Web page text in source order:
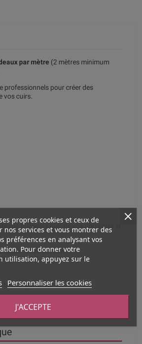
par mètre (2 mètres minimum
professionnels pour créer des
vos cuirs.
vos bracelets cuir, de vos porte clés et
: 2mm environ
QUALITE
propres cookies et ceux de
services et vous montrer des
préférences en analysant vos
Pour donner votre
utilisation, appuyez sur le
Personnaliser les cookies
J'ACCEPTE